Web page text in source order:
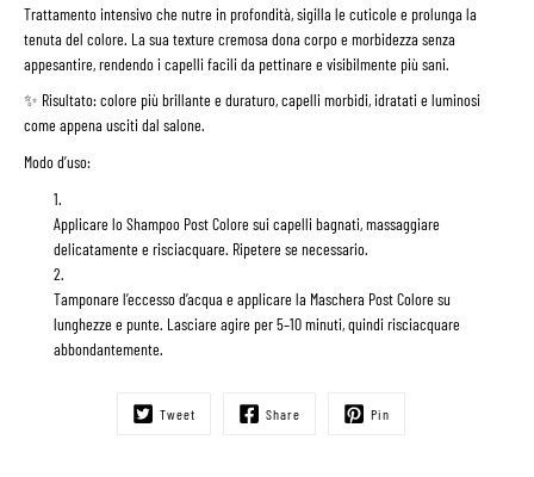
Trattamento intensivo che nutre in profondità, sigilla le cuticole e prolunga la
tenuta del colore. La sua texture cremosa dona corpo e morbidezza senza
appesantire, rendendo i capelli facili da pettinare e visibilmente più sani.
✨ Risultato:colore più brillante e duraturo, capelli morbidi, idratati e luminosi
come appena usciti dal salone.
Modo d’uso:
Applicare loShampoo Post Colore sui capelli bagnati, massaggiare
delicatamente e risciacquare. Ripetere se necessario.
Tamponare l’eccesso d’acqua e applicare la Maschera Post Colore su
lunghezze e punte. Lasciare agire per5–10 minuti, quindi risciacquare
abbondantemente.
Tweet Share Pin